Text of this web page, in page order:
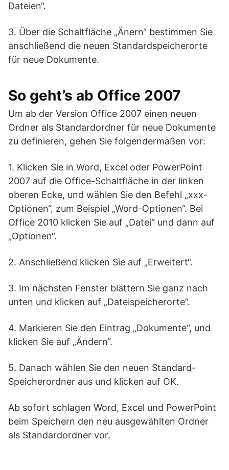
Dateien“.
3. Über die Schaltfläche „Änern“ bestimmen Sie
anschließend die neuen Standardspeicherorte
für neue Dokumente.
So geht’s ab Office 2007
Um ab der Version Office 2007 einen neuen
Ordner als Standardordner für neue Dokumente
zu definieren, gehen Sie folgendermaßen vor:
1. Klicken Sie in Word, Excel oder PowerPoint
2007 auf die Office-Schaltfläche in der linken
oberen Ecke, und wählen Sie den Befehl „xxx-
Optionen“, zum Beispiel „Word-Optionen“. Bei
Office 2010 klicken Sie auf „Datei“ und dann auf
„Optionen“.
2. Anschließend klicken Sie auf „Erweitert“.
3. Im nächsten Fenster blättern Sie ganz nach
unten und klicken auf „Dateispeicherorte“.
4. Markieren Sie den Eintrag „Dokumente“, und
klicken Sie auf „Ändern“.
5. Danach wählen Sie den neuen Standard-
Speicherordner aus und klicken auf OK.
Ab sofort schlagen Word, Excel und PowerPoint
beim Speichern den neu ausgewählten Ordner
als Standardordner vor.